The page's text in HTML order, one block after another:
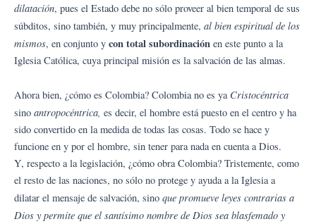
dilatación, pues el Estado debe no sólo proveer al bien temporal de sus
súbditos, sino también, y muy principalmente, al bien espiritual de los
mismos, en conjunto y con total subordinación en este punto a la
Iglesia Católica, cuya principal misión es la salvación de las almas.
Ahora bien, ¿cómo es Colombia? Colombia no es ya Cristocéntrica
sino antropocéntrica, es decir, el hombre está puesto en el centro y ha
sido convertido en la medida de todas las cosas. Todo se hace y
funcione en y por el hombre, sin tener para nada en cuenta a Dios.
Y, respecto a la legislación, ¿cómo obra Colombia? Tristemente, como
el resto de las naciones, no sólo no protege y ayuda a la Iglesia a
dilatar el mensaje de salvación, sino que promueve leyes contrarias a
Dios y permite que el santísimo nombre de Dios sea blasfemado y